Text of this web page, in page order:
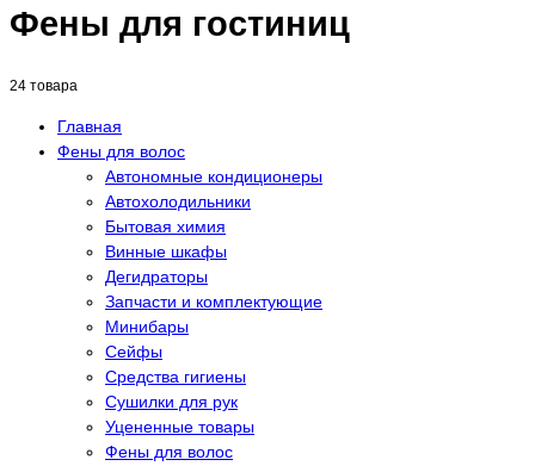
Фены для гостиниц
24 товара
Главная
Фены для волос
Автономные кондиционеры
Автохолодильники
Бытовая химия
Винные шкафы
Дегидраторы
Запчасти и комплектующие
Минибары
Сейфы
Средства гигиены
Сушилки для рук
Уцененные товары
Фены для волос